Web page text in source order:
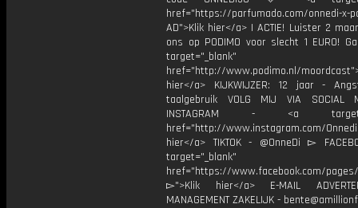
href="https://parfumado.com/onnedi-x-
AD">Klik hier</a> | ACTIE! Luister 2
ons op PODIMO voor slecht 1 EURO!
target="_blank"
href="http://www.podimo.nl/
hier</a> KIJKWIJZER: 12 jaar -
taalgebruik VOLG MIJ VIA SOCIAL
INSTAGRAM - <a
href="http://www.instagram.com/
hier</a> TIKTOK - @OnneDi ▻
target="_blank"
href="https://www.facebook.com/pages/
▻">Klik hier</a> E-MAIL
MANAGEMENT ZAKELIJK -